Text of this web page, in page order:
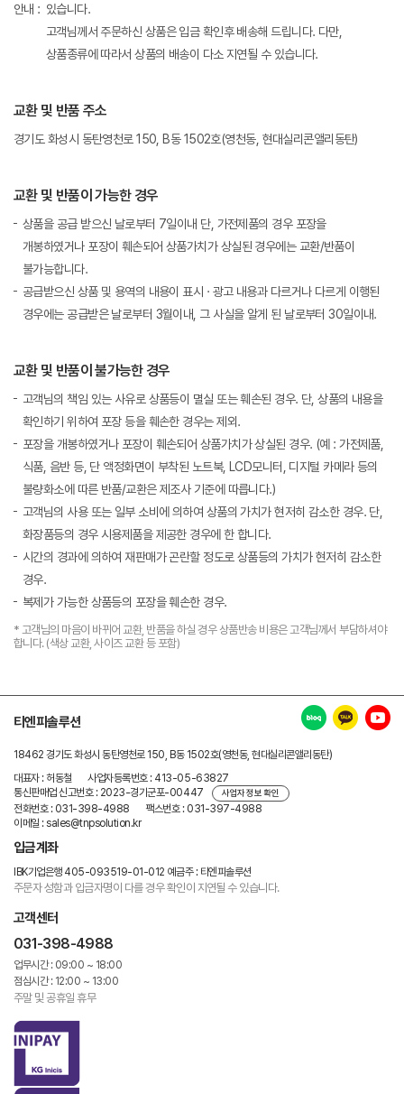
안내 : 있습니다.
고객님께서 주문하신 상품은 입금 확인후 배송해 드립니다. 다만,
상품종류에 따라서 상품의 배송이 다소 지연될 수 있습니다.
교환 및 반품 주소
경기도 화성시 동탄영천로 150, B동 1502호(영천동, 현대실리콘앨리동탄)
교환 및 반품이 가능한 경우
상품을 공급 받으신 날로부터 7일이내 단, 가전제품의 경우 포장을
개봉하였거나 포장이 훼손되어 상품가치가 상실된 경우에는 교환/반품이
불가능합니다.
공급받으신 상품 및 용역의 내용이 표시 · 광고 내용과 다르거나 다르게 이행된
경우에는 공급받은 날로부터 3월이내, 그 사실을 알게 된 날로부터 30일이내.
교환 및 반품이 불가능한 경우
고객님의 책임 있는 사유로 상품등이 멸실 또는 훼손된 경우. 단, 상품의 내용을
확인하기 위하여 포장 등을 훼손한 경우는 제외.
포장을 개봉하였거나 포장이 훼손되어 상품가치가 상실된 경우. (예 : 가전제품,
식품, 음반 등, 단 액정화면이 부착된 노트북, LCD모니터, 디지털 카메라 등의
불량화소에 따른 반품/교환은 제조사 기준에 따릅니다.)
고객님의 사용 또는 일부 소비에 의하여 상품의 가치가 현저히 감소한 경우. 단,
화장품등의 경우 시용제품을 제공한 경우에 한 합니다.
시간의 경과에 의하여 재판매가 곤란할 정도로 상품등의 가치가 현저히 감소한
경우.
복제가 가능한 상품등의 포장을 훼손한 경우.
* 고객님의 마음이 바뀌어 교환, 반품을 하실 경우 상품반송 비용은 고객님께서 부담하셔야
합니다. (색상 교환, 사이즈 교환 등 포함)
티엔피솔루션
18462 경기도 화성시 동탄영천로 150, B동 1502호(영천동, 현대실리콘앨리동탄)
대표자 : 허동철
사업자등록번호 : 413-05-63827
통신판매업 신고번호 : 2023-경기군포-00447
사업자 정보 확인
전화번호 : 031-398-4988
팩스번호 : 031-397-4988
이메일 : sales@tnpsolution.kr
입금계좌
IBK기업은행 405-093519-01-012 예금주 : 티엔피솔루션
주문자 성함과 입금자명이 다를 경우확인이 지연될 수 있습니다.
고객센터
031-398-4988
업무시간 : 09:00 ~ 18:00
점심시간 : 12:00 ~ 13:00
주말 및 공휴일 휴무